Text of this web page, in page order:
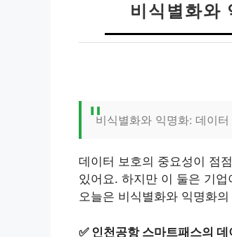
비식별화와
비식별화와 익명화: 데이
데이터 보호의 중요성이 점
있어요. 하지만 이 둘은 기
오늘은 비식별화와 익명화
✅ 인천공항 스마트패스의